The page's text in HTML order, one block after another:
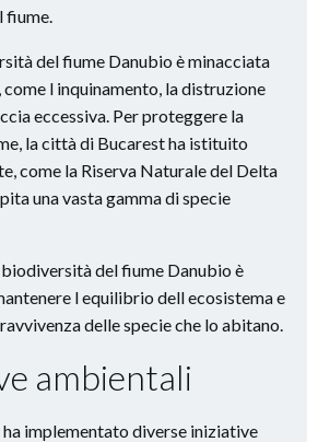
fiume.
del fiume Danubio è minacciata
come l inquinamento, la distruzione
eccessiva. Per proteggere la
la città di Bucarest ha istituito
come la Riserva Naturale del Delta
una vasta gamma di specie
del fiume Danubio è
l equilibrio dell ecosistema e
delle specie che lo abitano.
ambientali
implementato diverse iniziative